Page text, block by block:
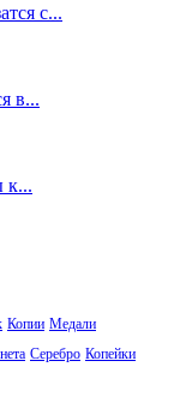
с...
в...
к...
Копии Медали
Серебро Копейки